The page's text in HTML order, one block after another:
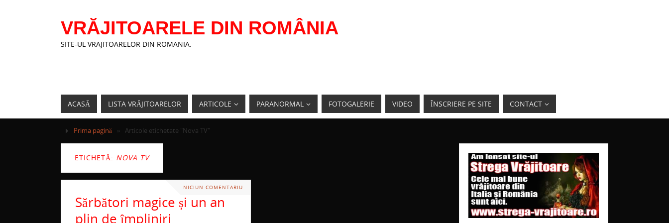
VRĂJITOARELE DIN ROMÂNIA
SITE-UL VRAJITOARELOR DIN ROMANIA.
ACASĂ LISTA VRĂJITOARELOR ARTICOLE PARANORMAL FOTOGALERIE VIDEO ÎNSCRIERE PE SITE CONTACT
Prima pagină » Articole etichetate "Nova TV"
ETICHETĂ: NOVA TV
NICIUN COMENTARIU
Sărbători magice și un an
plin de împliniri